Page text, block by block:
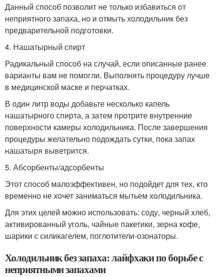
Данный способ позволит не только избавиться от
неприятного запаха, но и отмыть холодильник без
предварительной подготовки.
4. Нашатырный спирт
Радикальный способ на случай, если описанные ранее
варианты вам не помогли. Выполнять процедуру лучше
в медицинской маске и перчатках.
В один литр воды добавьте несколько капель
нашатырного спирта, а затем протрите внутренние
поверхности камеры холодильника. После завершения
процедуры желательно подождать сутки, пока запах
нашатыря выветрится.
5. Абсорбенты/адсорбенты
Этот способ малоэффективен, но подойдет для тех, кто
временно не хочет заниматься мытьем холодильника.
Для этих целей можно использовать: соду, черный хлеб,
активированный уголь, чайные пакетики, зерна кофе,
шарики с силикагелем, поглотители-озонаторы.
Холодильник без запаха: лайфхаки по борьбе с
неприятными запахами